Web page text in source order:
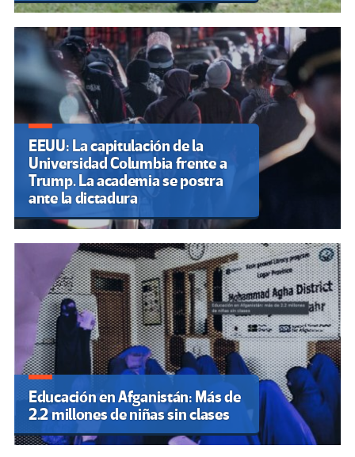
EEUU: La capitulación de la
Universidad Columbia frente a
Trump. La academia se postra
ante la dictadura
Educación en Afganistán: Más de
2.2 millones de niñas sin clases